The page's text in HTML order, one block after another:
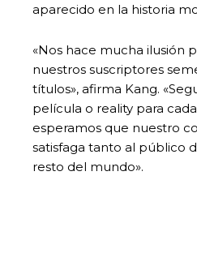
aparecido en la historia
«Nos hace mucha ilusión
nuestros suscriptores
títulos», afirma Kang.
película o reality para
esperamos que nuestro
satisfaga tanto al público
resto del mundo».